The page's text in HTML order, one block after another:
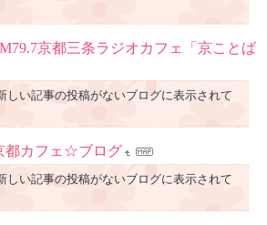
京都三条ラジオカフェ「京ことば
しい記事の投稿がないブログに表示されて
都カフェ☆ブログ
しい記事の投稿がないブログに表示されて